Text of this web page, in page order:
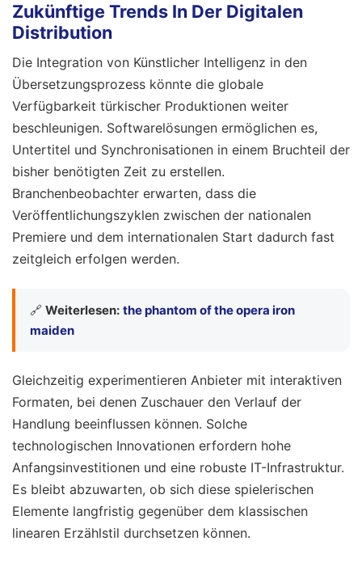
Zukünftige Trends In Der Digitalen
Distribution
Die Integration von Künstlicher Intelligenz in den
Übersetzungsprozess könnte die globale
Verfügbarkeit türkischer Produktionen weiter
beschleunigen. Softwarelösungen ermöglichen es,
Untertitel und Synchronisationen in einem Bruchteil der
bisher benötigten Zeit zu erstellen.
Branchenbeobachter erwarten, dass die
Veröffentlichungszyklen zwischen der nationalen
Premiere und dem internationalen Start dadurch fast
zeitgleich erfolgen werden.
🔗 Weiterlesen: the phantom of the opera iron
maiden
Gleichzeitig experimentieren Anbieter mit interaktiven
Formaten, bei denen Zuschauer den Verlauf der
Handlung beeinflussen können. Solche
technologischen Innovationen erfordern hohe
Anfangsinvestitionen und eine robuste IT-Infrastruktur.
Es bleibt abzuwarten, ob sich diese spielerischen
Elemente langfristig gegenüber dem klassischen
linearen Erzählstil durchsetzen können.